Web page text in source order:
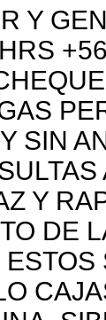
Y
SIN
Y
DE